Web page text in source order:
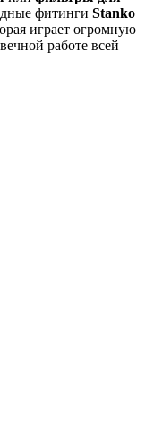
фитинги Stanko
играет огромную
работе всей